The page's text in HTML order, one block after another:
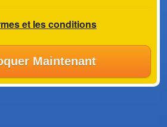
et les conditions
Maintenant